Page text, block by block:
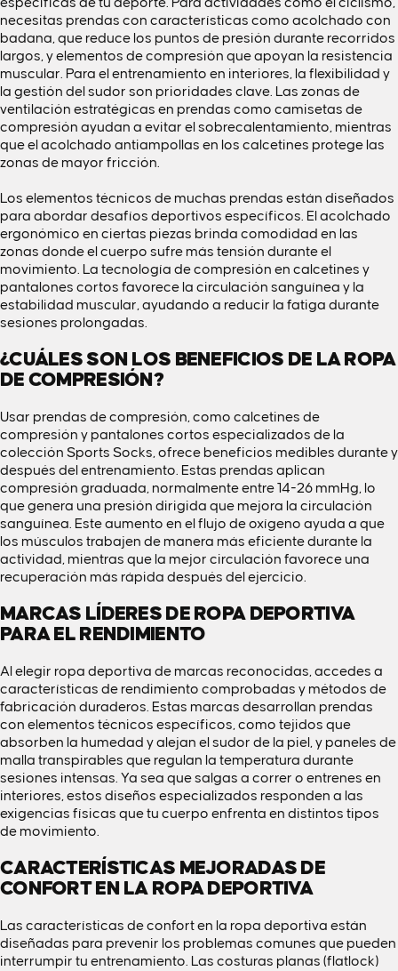
específicas de tu deporte. Para actividades como el ciclismo,
necesitas prendas con características como acolchado con
badana, que reduce los puntos de presión durante recorridos
largos, y elementos de compresión que apoyan la resistencia
muscular. Para el entrenamiento en interiores, la flexibilidad y
la gestión del sudor son prioridades clave. Las zonas de
ventilación estratégicas en prendas como camisetas de
compresión ayudan a evitar el sobrecalentamiento, mientras
que el acolchado antiampollas en los calcetines protege las
zonas de mayor fricción.
Los elementos técnicos de muchas prendas están diseñados
para abordar desafíos deportivos específicos. El acolchado
ergonómico en ciertas piezas brinda comodidad en las
zonas donde el cuerpo sufre más tensión durante el
movimiento. La tecnología de compresión en calcetines y
pantalones cortos favorece la circulación sanguínea y la
estabilidad muscular, ayudando a reducir la fatiga durante
sesiones prolongadas.
¿CUÁLES SON LOS BENEFICIOS DE LA ROPA
DE COMPRESIÓN?
Usar prendas de compresión, como calcetines de
compresión y pantalones cortos especializados de la
colección Sports Socks, ofrece beneficios medibles durante y
después del entrenamiento. Estas prendas aplican
compresión graduada, normalmente entre 14-26 mmHg, lo
que genera una presión dirigida que mejora la circulación
sanguínea. Este aumento en el flujo de oxígeno ayuda a que
los músculos trabajen de manera más eficiente durante la
actividad, mientras que la mejor circulación favorece una
recuperación más rápida después del ejercicio.
MARCAS LÍDERES DE ROPA DEPORTIVA
PARA EL RENDIMIENTO
Al elegir ropa deportiva de marcas reconocidas, accedes a
características de rendimiento comprobadas y métodos de
fabricación duraderos. Estas marcas desarrollan prendas
con elementos técnicos específicos, como tejidos que
absorben la humedad y alejan el sudor de la piel, y paneles de
malla transpirables que regulan la temperatura durante
sesiones intensas. Ya sea que salgas a correr o entrenes en
interiores, estos diseños especializados responden a las
exigencias físicas que tu cuerpo enfrenta en distintos tipos
de movimiento.
CARACTERÍSTICAS MEJORADAS DE
CONFORT EN LA ROPA DEPORTIVA
Las características de confort en la ropa deportiva están
diseñadas para prevenir los problemas comunes que pueden
interrumpir tu entrenamiento. Las costuras planas (flatlock)